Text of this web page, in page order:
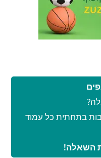
בתחתית כל עמוד
השאלה!